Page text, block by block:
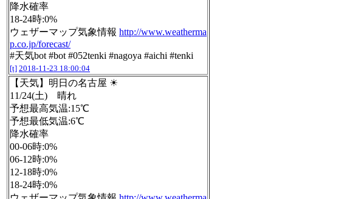
降水確率
18-24時:0%
ウェザーマップ気象情報 http://www.weatherma
p.co.jp/forecast/
#天気bot #bot #052tenki #nagoya #aichi #tenki
[t] 2018-11-23 18:00:04
【天気】明日の名古屋 ☀
11/24(土) 晴れ
予想最高気温:15℃
予想最低気温:6℃
降水確率
00-06時:0%
06-12時:0%
12-18時:0%
18-24時:0%